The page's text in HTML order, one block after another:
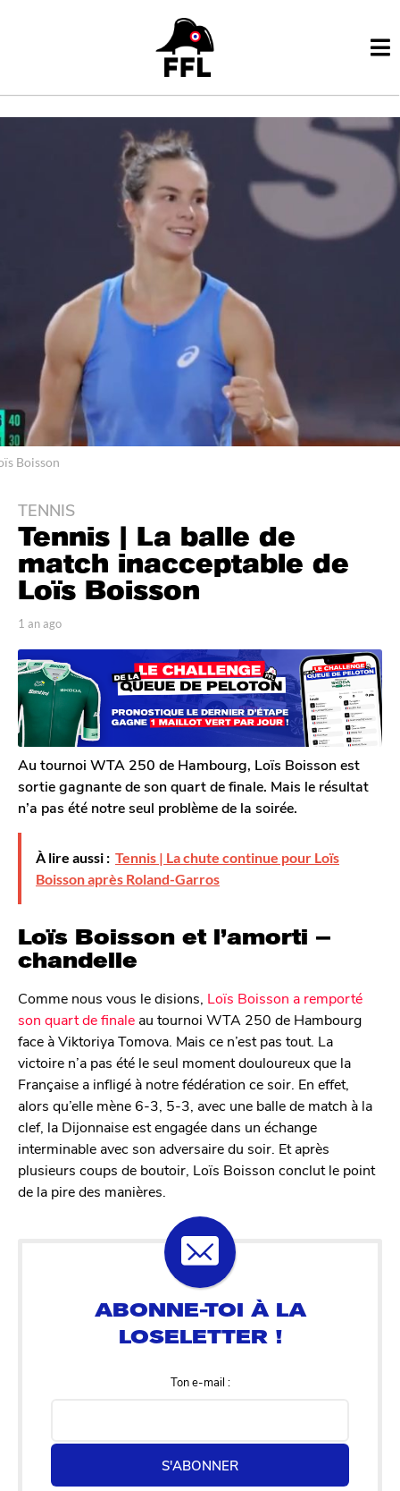
Boisson
1
a
a
g
o
a
n
a
g
o
TENNIS
Tennis | La balle de
match inacceptable de
Loïs Boisson
p
r
T
o
m
G
a
l
r
o
n
1 an ago
a
g
Au tournoi WTA 250 de Hambourg, Loïs Boisson est
sortie gagnante de son quart de finale. Mais le résultat
n’a pas été notre seul problème de la soirée.
À lire aussi : Tennis | La chute continue pour Loïs
Boisson après Roland-Garros
Loïs Boisson et l’amorti –
chandelle
Comme nous vous le disions, Loïs Boisson a remporté
son quart de finale au tournoi WTA 250 de Hambourg
face à Viktoriya Tomova. Mais ce n’est pas tout. La
victoire n’a pas été le seul moment douloureux que la
Française a infligé à notre fédération ce soir. En effet,
alors qu’elle mène 6-3, 5-3, avec une balle de match à la
clef, la Dijonnaise est engagée dans un échange
interminable avec son adversaire du soir. Et après
plusieurs coups de boutoir, Loïs Boisson conclut le point
de la pire des manières.
Ton e-mail :
S'ABONNER